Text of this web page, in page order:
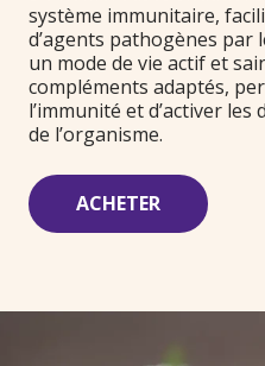
système immunitaire,
d’agents pathogènes par
un mode de vie actif et
compléments adaptés,
l’immunité et d’activer les
de l’organisme.
ACHETER